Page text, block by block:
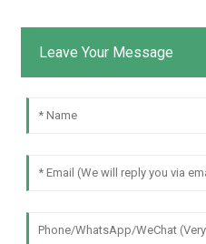
Leave Your Message